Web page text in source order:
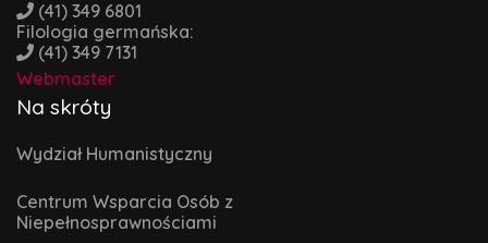
(41) 349 6801
Filologia germańska:
(41) 349 7131
Webmaster
Na skróty
Wydział Humanistyczny
Centrum Wsparcia Osób z
Niepełnosprawnościami